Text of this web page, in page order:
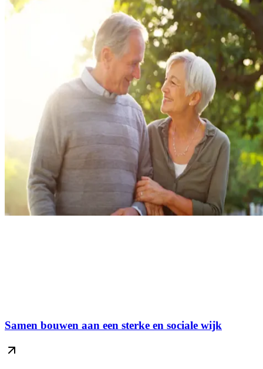
Samen bouwen aan een sterke en sociale wijk